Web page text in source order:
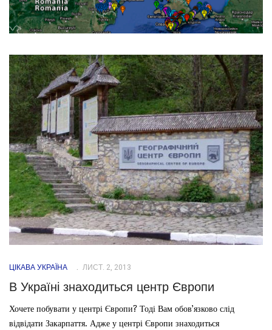
ЦІКАВА УКРАЇНА ЛИСТ. 2, 2013
В Україні знаходиться центр Європи
Хочете побувати у центрі Європи? Тоді Вам обов’язково слід
відвідати Закарпаття. Адже у центрі Європи знаходиться